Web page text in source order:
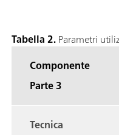
Tabella 2.Parametri
Componente
Parte 3
Tecnica